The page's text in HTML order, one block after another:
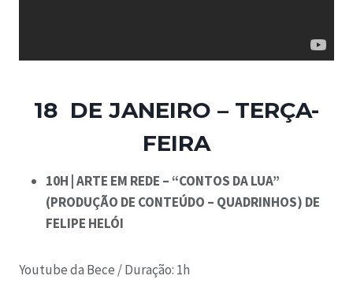
18 DE JANEIRO – TERÇA-
FEIRA
10H | ARTE EM REDE – “CONTOS DA LUA”
(PRODUÇÃO DE CONTEÚDO – QUADRINHOS) DE
FELIPE HELÓI
Youtube da Bece /Duração: 1h